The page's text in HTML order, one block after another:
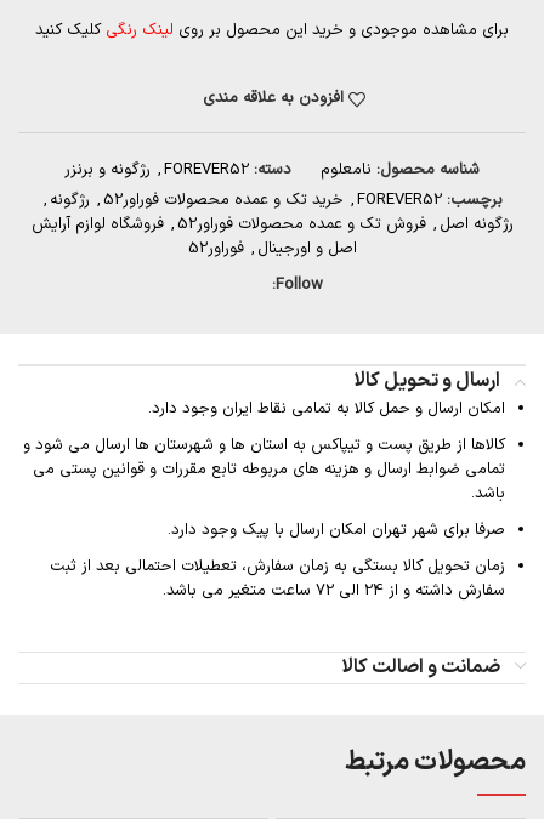
برای مشاهده موجودی و خرید این محصول بر روی لینک رنگی کلیک کنید
افزودن به علاقه مندی
شناسه محصول: نامعلوم دسته: FOREVER52
, رژگونه و برنزر
برچسب: FOREVER52
, خرید تک و عمده محصولات فوراور52 , رژگونه ,
رژگونه اصل , فروش تک و عمده محصولات فوراور52 , فروشگاه لوازم آرایش
اصل و اورجینال , فوراور52
Follow:
ارسال و تحویل کالا
امکان ارسال و حمل کالا به تمامی نقاط ایران وجود دارد.
کالاها از طریق پست و تیپاکس به استان ها و شهرستان ها ارسال می شود و
تمامی ضوابط ارسال و هزینه های مربوطه تابع مقررات و قوانین پستی می
باشد.
صرفا برای شهر تهران امکان ارسال با پیک وجود دارد.
زمان تحویل کالا بستگی به زمان سفارش، تعطیلات احتمالی بعد از ثبت
سفارش داشته و از 24 الی 72 ساعت متغیر می باشد.
ضمانت و اصالت کالا
محصولات مرتبط